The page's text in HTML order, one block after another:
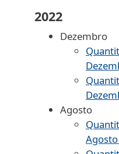
2022
Dezembro
Agosto